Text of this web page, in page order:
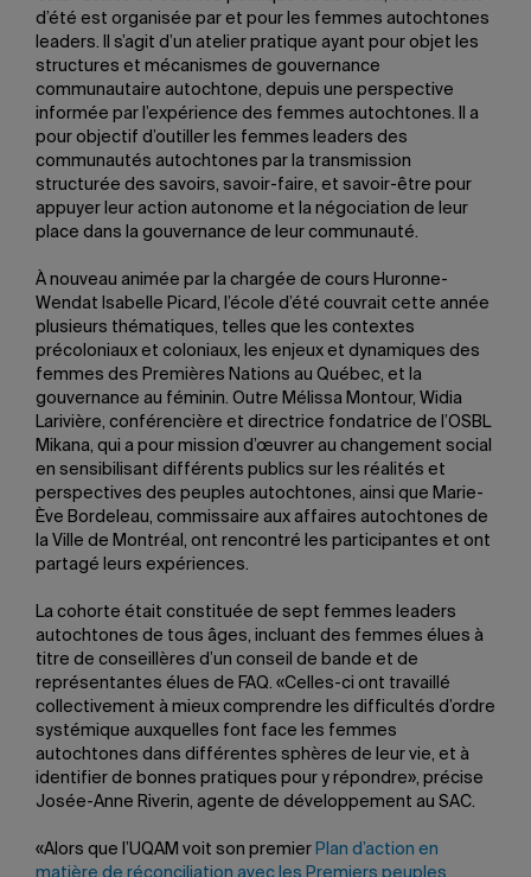
d’été est organisée par et pour les femmes autochtones
leaders. Il s’agit d’un atelier pratique ayant pour objet les
structures et mécanismes de gouvernance
communautaire autochtone, depuis une perspective
informée par l’expérience des femmes autochtones. Il a
pour objectif d’outiller les femmes leaders des
communautés autochtones par la transmission
structurée des savoirs, savoir-faire, et savoir-être pour
appuyer leur action autonome et la négociation de leur
place dans la gouvernance de leur communauté.
À nouveau animée par la chargée de cours Huronne-
Wendat Isabelle Picard, l’école d’été couvrait cette année
plusieurs thématiques, telles que les contextes
précoloniaux et coloniaux, les enjeux et dynamiques des
femmes des Premières Nations au Québec, et la
gouvernance au féminin. Outre Mélissa Montour, Widia
Larivière, conférencière et directrice fondatrice de l’OSBL
Mikana, qui a pour mission d’œuvrer au changement social
en sensibilisant différents publics sur les réalités et
perspectives des peuples autochtones, ainsi que Marie-
Ève Bordeleau, commissaire aux affaires autochtones de
la Ville de Montréal, ont rencontré les participantes et ont
partagé leurs expériences.
La cohorte était constituée de sept femmes leaders
autochtones de tous âges, incluant des femmes élues à
titre de conseillères d’un conseil de bande et de
représentantes élues de FAQ. «Celles-ci ont travaillé
collectivement à mieux comprendre les difficultés d’ordre
systémique auxquelles font face les femmes
autochtones dans différentes sphères de leur vie, et à
identifier de bonnes pratiques pour y répondre», précise
Josée-Anne Riverin, agente de développement au SAC.
«Alors que l’UQAM voit son premier Plan d’action en
matière de réconciliation avec les Premiers peuples